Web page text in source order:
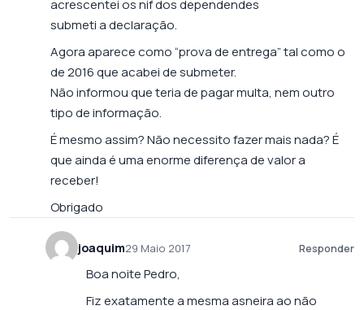
acrescentei os nif dos dependendes
submeti a declaração.
Agora aparece como “prova de entrega” tal como o
de 2016 que acabei de submeter.
Não informou que teria de pagar multa, nem outro
tipo de informação.
É mesmo assim? Não necessito fazer mais nada? É
que ainda é uma enorme diferença de valor a
receber!
Obrigado
joaquim29 Maio 2017 Responder
Boa noite Pedro,
Fiz exatamente a mesma asneira ao não